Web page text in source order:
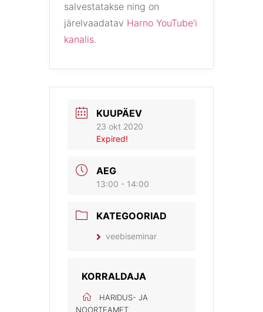
salvestatakse ning on
järelvaadatav Harno YouTube’i
kanalis.
KUUPÄEV
23 okt 2020
Expired!
AEG
13:00 - 14:00
KATEGOORIAD
veebiseminar
KORRALDAJA
HARIDUS- JA
NOORTEAMET